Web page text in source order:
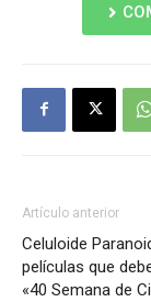
Artículo anterior
Celuloide
películas que
«40 Semana de